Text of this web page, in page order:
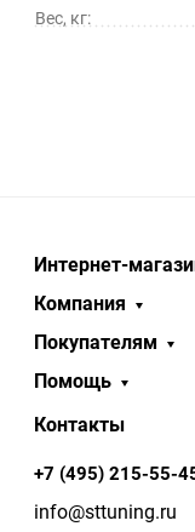
Вес, кг:
Интернет-
Компания
Покупателям
Помощь
Контакты
+7 (495) 215-55-
info@sttuning.ru